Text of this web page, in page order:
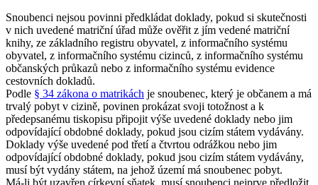
Snoubenci nejsou povinni předkládat doklady, pokud si skutečnosti
v nich uvedené matriční úřad může ověřit z jím vedené matriční
knihy, ze základního registru obyvatel, z informačního systému
obyvatel, z informačního systému cizinců, z informačního systému
občanských průkazů nebo z informačního systému evidence
cestovních dokladů.
Podle § 34 zákona o matrikách je snoubenec, který je občanem a má
trvalý pobyt v cizině, povinen prokázat svoji totožnost a k
předepsanému tiskopisu připojit výše uvedené doklady nebo jim
odpovídající obdobné doklady, pokud jsou cizím státem vydávány.
Doklady výše uvedené pod třetí a čtvrtou odrážkou nebo jim
odpovídající obdobné doklady, pokud jsou cizím státem vydávány,
musí být vydány státem, na jehož území má snoubenec pobyt.
Má-li být uzavřen církevní sňatek, musí snoubenci nejprve předložit